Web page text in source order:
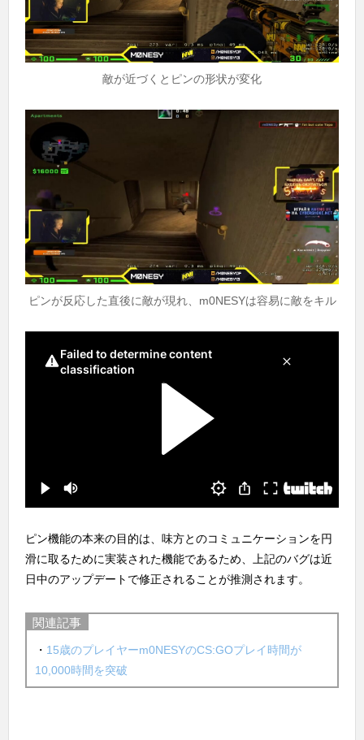
敵が近づくとピンの形状が変化
ピンが反応した直後に敵が現れ、m0NESYは容易に敵をキル
ピン機能の本来の目的は、味方とのコミュニケーションを円
滑に取るために実装された機能であるため、上記のバグは近
日中のアップデートで修正されることが推測されます。
関連記事
・ 15歳のプレイヤーm0NESYのCS:GOプレイ時間が
10,000時間を突破